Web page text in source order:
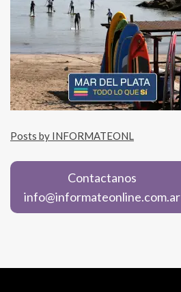
Posts by INFORMATEONL
Contactanos
info@informateonline.com.ar